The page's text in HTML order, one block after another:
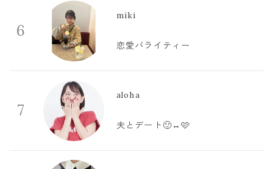
6
miki
恋愛バライティー
7
aloha
夫とデート🙂‍↔️🩷